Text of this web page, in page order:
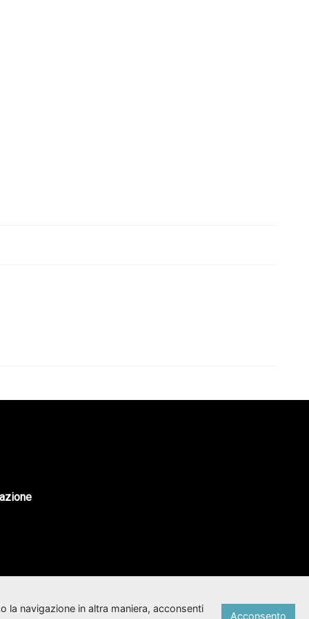
navigazione in altra maniera, acconsenti
Acconsento